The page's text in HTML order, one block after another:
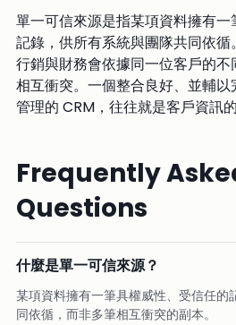
單一可信來源是指某項資料擁有
記錄，供所有系統與團隊共同依循
行銷與財務會依據同一位客戶的
相互衝突。一個整合良好、並輔
管理的 CRM，往往就是客戶資訊
Frequently
Questions
什麼是單一可信來源？
某項資料擁有一筆具權威性、受信任的
同依循，而非多筆相互衝突的副本。